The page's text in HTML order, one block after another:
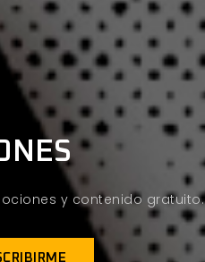
y contenido gratuito.